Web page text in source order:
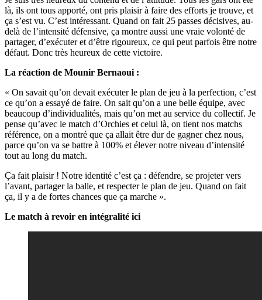
là, ils ont tous apporté, ont pris plaisir à faire des efforts je trouve, et
ça s’est vu. C’est intéressant. Quand on fait 25 passes décisives, au-
delà de l’intensité défensive, ça montre aussi une vraie volonté de
partager, d’exécuter et d’être rigoureux, ce qui peut parfois être notre
défaut. Donc très heureux de cette victoire.
La réaction de Mounir Bernaoui :
« On savait qu’on devait exécuter le plan de jeu à la perfection, c’est
ce qu’on a essayé de faire. On sait qu’on a une belle équipe, avec
beaucoup d’individualités, mais qu’on met au service du collectif. Je
pense qu’avec le match d’Orchies et celui là, on tient nos matchs
référence, on a montré que ça allait être dur de gagner chez nous,
parce qu’on va se battre à 100% et élever notre niveau d’intensité
tout au long du match.
Ça fait plaisir ! Notre identité c’est ça : défendre, se projeter vers
l’avant, partager la balle, et respecter le plan de jeu. Quand on fait
ça, il y a de fortes chances que ça marche ».
Le match à revoir en intégralité ici